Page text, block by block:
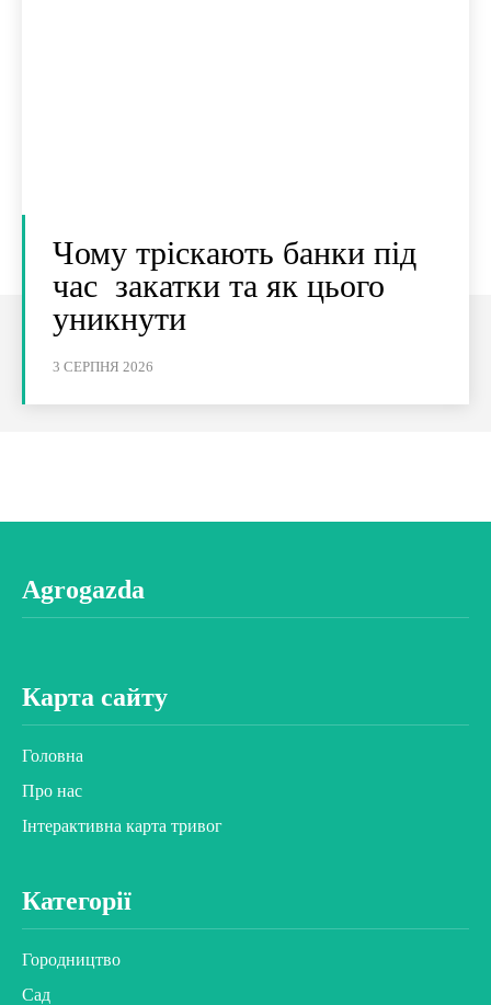
Чому тріскають банки під
час закатки та як цього
уникнути
3 СЕРПНЯ 2026
Agrogazda
Карта сайту
Головна
Про нас
Інтерактивна карта тривог
Категорії
Городництво
Сад